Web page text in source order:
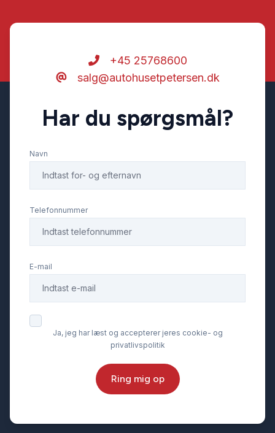
+45 25768600
salg@autohusetpetersen.dk
Har du spørgsmål?
Navn
Telefonnummer
E-mail
Ja, jeg har læst og accepterer jeres cookie- og
privatlivspolitik
Ring mig op